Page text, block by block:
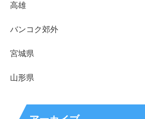
高雄
バンコク郊外
宮城県
山形県